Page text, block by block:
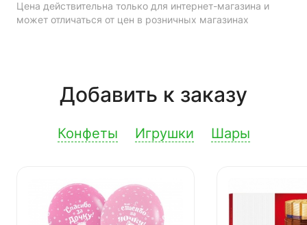
Цена действительна только для интернет-магазина и
может отличаться от цен в розничных магазинах
Добавить к заказу
Конфеты Игрушки Шары